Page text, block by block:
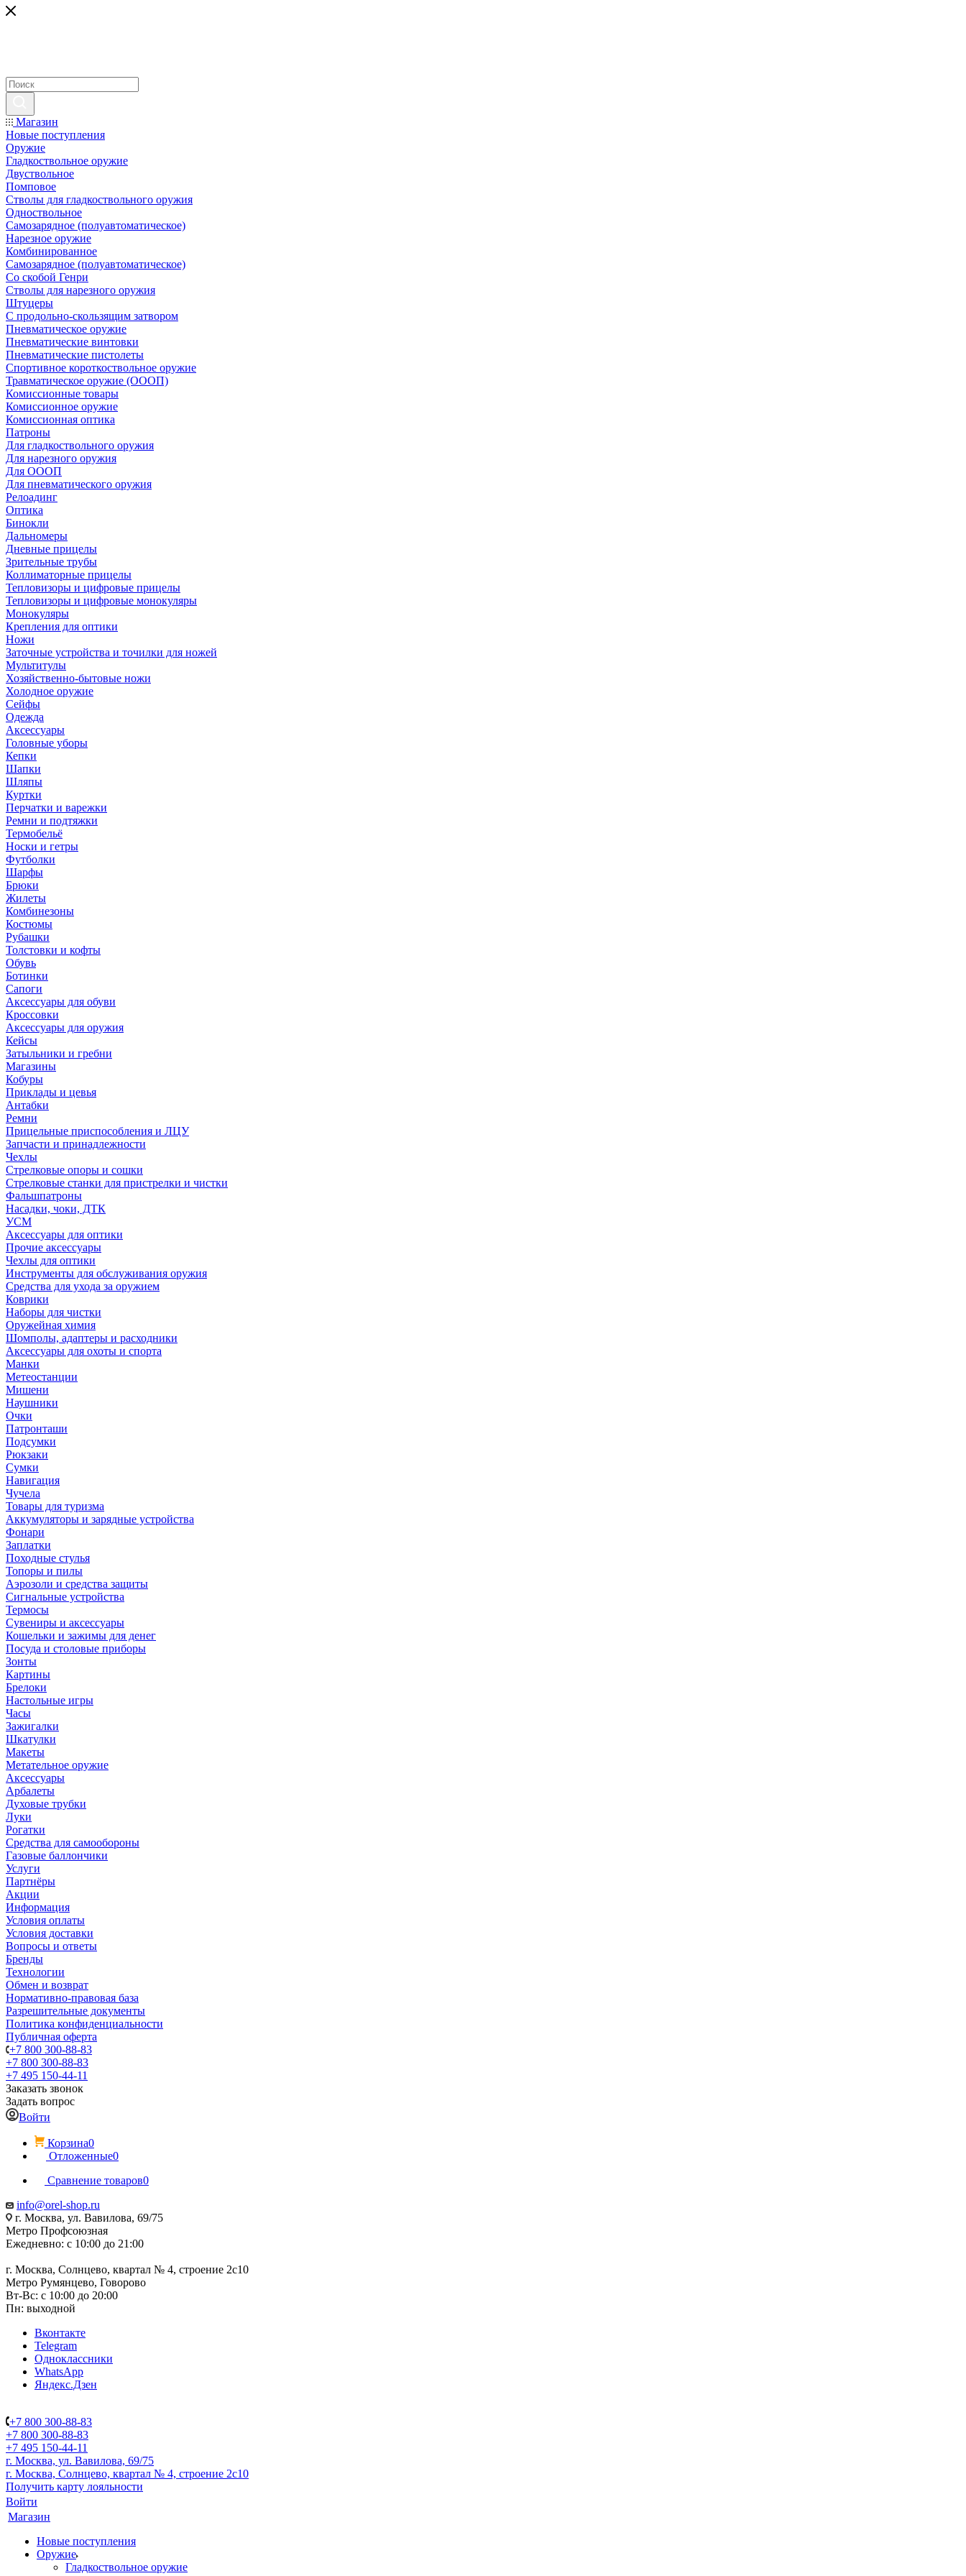
Магазин
Новые поступления
Оружие
Гладкоствольное оружие
Двуствольное
Помповое
Стволы для гладкоствольного оружия
Одноствольное
Самозарядное (полуавтоматическое)
Нарезное оружие
Комбинированное
Самозарядное (полуавтоматическое)
Со скобой Генри
Стволы для нарезного оружия
Штуцеры
С продольно-скользящим затвором
Пневматическое оружие
Пневматические винтовки
Пневматические пистолеты
Спортивное короткоствольное оружие
Травматическое оружие (ОООП)
Комиссионные товары
Комиссионное оружие
Комиссионная оптика
Патроны
Для гладкоствольного оружия
Для нарезного оружия
Для ОООП
Для пневматического оружия
Релоадинг
Оптика
Бинокли
Дальномеры
Дневные прицелы
Зрительные трубы
Коллиматорные прицелы
Тепловизоры и цифровые прицелы
Тепловизоры и цифровые монокуляры
Монокуляры
Крепления для оптики
Ножи
Заточные устройства и точилки для ножей
Мультитулы
Хозяйственно-бытовые ножи
Холодное оружие
Сейфы
Одежда
Аксессуары
Головные уборы
Кепки
Шапки
Шляпы
Куртки
Перчатки и варежки
Ремни и подтяжки
Термобельё
Носки и гетры
Футболки
Шарфы
Брюки
Жилеты
Комбинезоны
Костюмы
Рубашки
Толстовки и кофты
Обувь
Ботинки
Сапоги
Аксессуары для обуви
Кроссовки
Аксессуары для оружия
Кейсы
Затыльники и гребни
Магазины
Кобуры
Приклады и цевья
Антабки
Ремни
Прицельные приспособления и ЛЦУ
Запчасти и принадлежности
Чехлы
Стрелковые опоры и сошки
Стрелковые станки для пристрелки и чистки
Фальшпатроны
Насадки, чоки, ДТК
УСМ
Аксессуары для оптики
Прочие аксессуары
Чехлы для оптики
Инструменты для обслуживания оружия
Средства для ухода за оружием
Коврики
Наборы для чистки
Оружейная химия
Шомполы, адаптеры и расходники
Аксессуары для охоты и спорта
Манки
Метеостанции
Мишени
Наушники
Очки
Патронташи
Подсумки
Рюкзаки
Сумки
Навигация
Чучела
Товары для туризма
Аккумуляторы и зарядные устройства
Фонари
Заплатки
Походные стулья
Топоры и пилы
Аэрозоли и средства защиты
Сигнальные устройства
Термосы
Сувениры и аксессуары
Кошельки и зажимы для денег
Посуда и столовые приборы
Зонты
Картины
Брелоки
Настольные игры
Часы
Зажигалки
Шкатулки
Макеты
Метательное оружие
Аксессуары
Арбалеты
Духовые трубки
Луки
Рогатки
Средства для самообороны
Газовые баллончики
Услуги
Партнёры
Акции
Информация
Условия оплаты
Условия доставки
Вопросы и ответы
Бренды
Технологии
Обмен и возврат
Нормативно-правовая база
Разрешительные документы
Политика конфиденциальности
Публичная оферта
+7 800 300-88-83
+7 800 300-88-83
+7 495 150-44-11
Заказать звонок
Задать вопрос
Войти
Корзина0
Отложенные0
Сравнение товаров0
info@orel-shop.ru
г. Москва, ул. Вавилова, 69/75
Метро Профсоюзная
Ежедневно: с 10:00 до 21:00
г. Москва, Солнцево, квартал № 4, строение 2с10
Метро Румянцево, Говорово
Вт-Вс: с 10:00 до 20:00
Пн: выходной
Вконтакте
Telegram
Одноклассники
WhatsApp
Яндекс.Дзен
+7 800 300-88-83
+7 800 300-88-83
+7 495 150-44-11
г. Москва, ул. Вавилова, 69/75
г. Москва, Солнцево, квартал № 4, строение 2с10
Получить карту лояльности
Войти
Магазин
Новые поступления
Оружие
Гладкоствольное оружие